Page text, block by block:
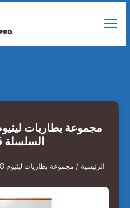
السلسلة 15
الرئيسية / مجموعة بطاريات ليثيوم 48 فولت من السلسلة 15